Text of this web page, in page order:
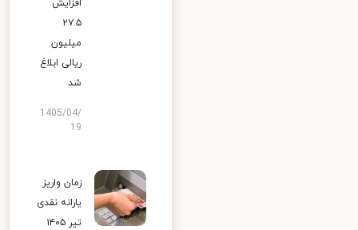
افزایش
۲۷.۵
میلیون
ریالی ابلاغ
شد
1405/04/
19
زمان واریز
یارانه نقدی
تیر ۱۴۰۵